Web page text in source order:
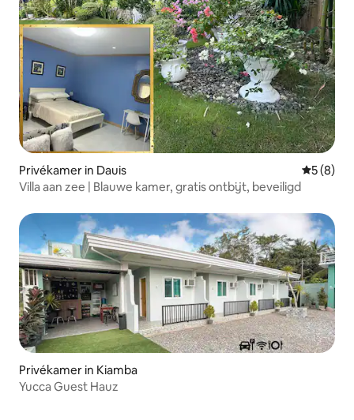
Privékamer in Dauis
5 (8)
Villa aan zee | Blauwe kamer, gratis ontbijt, beveiligd
Privékamer in Kiamba
Yucca Guest Hauz